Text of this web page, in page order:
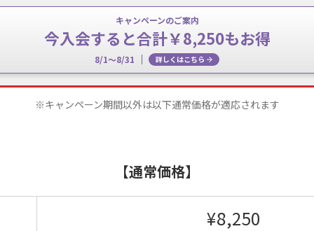
キャンペーンのご案内
今入会すると合計￥8,250もお得
8/1～8/31 詳しくはこちら
※キャンペーン期間以外は以下通常価格が適応されます
【通常価格】
¥8,250